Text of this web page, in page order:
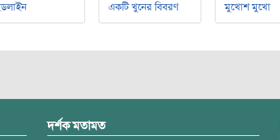
একটি খুনের বিবরণ মুখোশ মুখো
দর্শক মতামত